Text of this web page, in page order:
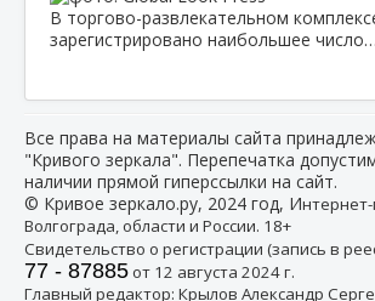
В торгово-развлекательном
зарегистрировано наибольшее число…
Все права на материалы сайта
"Кривого зеркала". Перепечатка
наличии прямой гиперссылки на сайт.
© Кривое зеркало.ру, 2024 год, И
Волгограда, области и России. 18+
Свидетельство о регистрации (запись в
77 - 87885от 12 августа 2024 г.
Главный редактор: Крылов Александр